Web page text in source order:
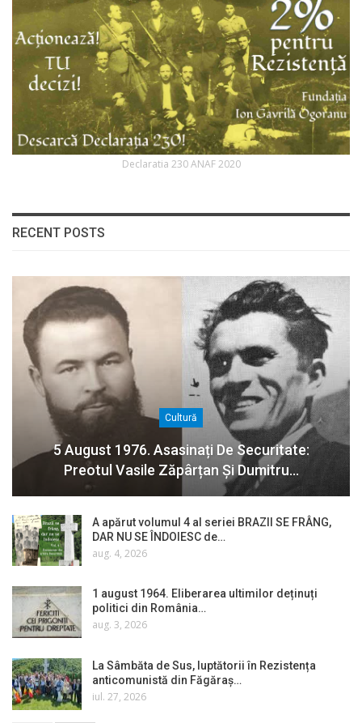
Declaratia 230 ANAF 2020
RECENT POSTS
Cultură
5 August 1976. Asasinați De Securitate:
Preotul Vasile Zăpârțan Și Dumitru…
A apărut volumul 4 al seriei BRAZII SE FRÂNG,
DAR NU SE ÎNDOIESC de…
aug. 4, 2026
1 august 1964. Eliberarea ultimilor deținuți
politici din România…
aug. 3, 2026
La Sâmbăta de Sus, luptătorii în Rezistența
anticomunistă din Făgăraș…
iul. 27, 2026